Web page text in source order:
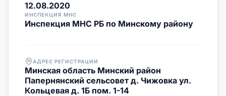
12.08.2020
ИНСПЕКЦИЯ МНС
Инспекция МНС РБ по Минскому району
АДРЕС РЕГИСТРАЦИИ
Минская область Минский район
Папернянский сельсовет д. Чижовка ул.
Кольцевая д. 1Б пом. 1-14